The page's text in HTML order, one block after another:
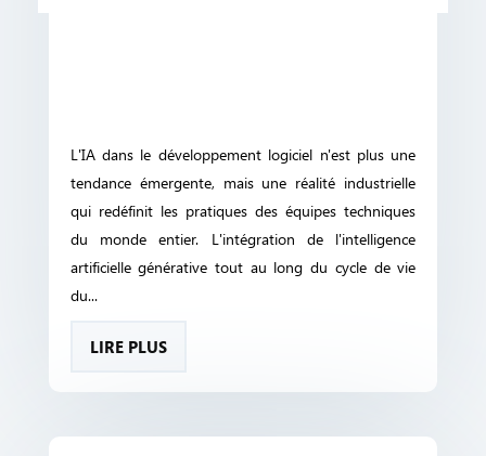
L'IA dans le développement logiciel n'est plus une
tendance émergente, mais une réalité industrielle
qui redéfinit les pratiques des équipes techniques
du monde entier. L'intégration de l'intelligence
artificielle générative tout au long du cycle de vie
du...
LIRE PLUS